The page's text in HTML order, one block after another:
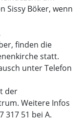
Sissy Böker, wenn
finden die
statt.
unter Telefon
der
Weitere Infos
317 51 bei A.